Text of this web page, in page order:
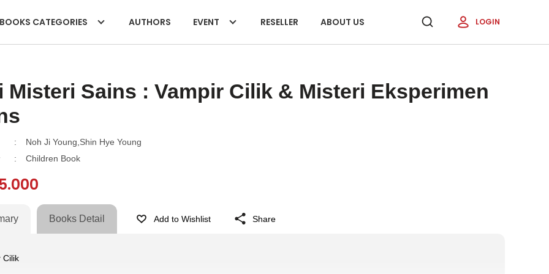
BOOKS CATEGORIES AUTHORS EVENT RESELLER ABOUT US LOGIN
Misteri Sains : Vampir Cilik & Misteri Eksperimen
:
Noh Ji Young,Shin Hye Young
: Children Book
Books Detail Add to Wishlist Share
Cilik